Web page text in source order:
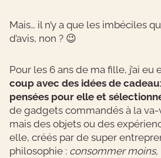
Mais… il n’y a que les imbéciles
d’avis, non ? 😉
Pour les 6 ans de ma fille, j’ai eu
coup avec des idées de
pensées pour elle et
de gadgets commandés à la va-
mais des objets ou des
elle, créés par de super
philosophie : consommer moins,